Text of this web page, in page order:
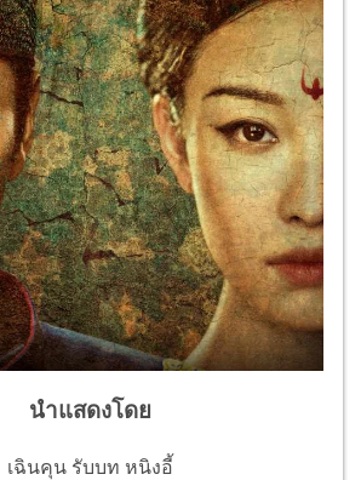
นำแสดงโดย
เฉินคุน รับบท หนิงอี้